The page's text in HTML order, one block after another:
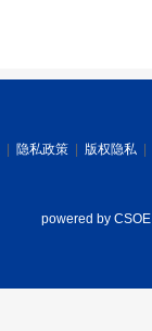
隐私政策 版权隐私
powered by CSOE